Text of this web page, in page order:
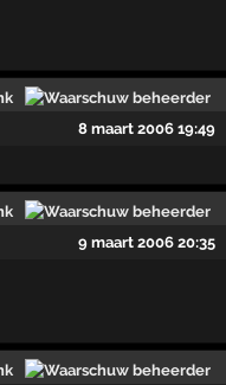
8 maart 2006 19:49
9 maart 2006 20:35